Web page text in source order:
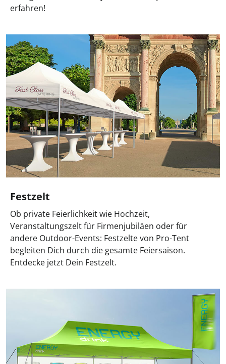
erfahren!
Festzelt
Ob private Feierlichkeit wie Hochzeit,
Veranstaltungszelt für Firmenjubiläen oder für
andere Outdoor-Events: Festzelte von Pro-Tent
begleiten Dich durch die gesamte Feiersaison.
Entdecke jetzt Dein Festzelt.